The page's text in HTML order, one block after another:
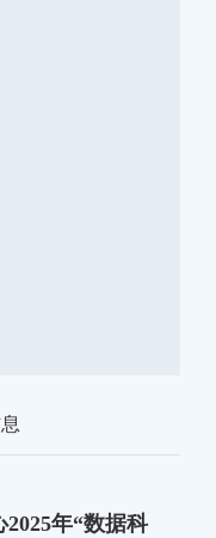
年“数据科